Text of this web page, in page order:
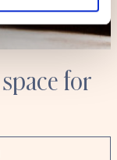
for